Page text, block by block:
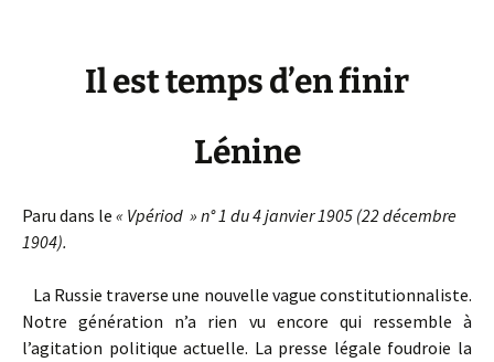
Il est temps d’en finir
Lénine
Paru dans le « Vpériod » n° 1 du 4 janvier 1905 (22 décembre
1904).
La Russie traverse une nouvelle vague constitutionna­liste.
Notre génération n’a rien vu encore qui ressemble à
l’agitation politique actuelle. La presse légale foudroie la